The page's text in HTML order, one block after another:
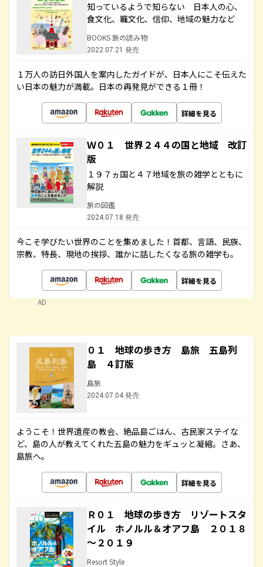
知っているようで知らない 日本人の心、
食文化、職文化、信仰、地域の魅力など
BOOKS 旅の読み物
2022.07.21 発売
１万人の訪日外国人を案内したガイドが、日本人にこそ伝えた
い日本の魅力が満載。日本の再発見ができる１冊！
詳細を見る
Ｗ０１ 世界２４４の国と地域 改訂
版
１９７ヵ国と４７地域を旅の雑学とともに
解説
旅の図鑑
2024.07.18 発売
今こそ学びたい世界のことを集めました！首都、言語、民族、
宗教、特長、現地の挨拶、誰かに話したくなる旅の雑学も。
詳細を見る
AD
０１ 地球の歩き方 島旅 五島列
島 ４訂版
島旅
2024.07.04 発売
ようこそ！世界遺産の教会、絶品島ごはん、古民家ステイな
ど、島の人が教えてくれた五島の魅力をギュッと凝縮。さあ、
島旅へ。
詳細を見る
Ｒ０１ 地球の歩き方 リゾートスタ
イル ホノルル＆オアフ島 ２０１８
～２０１９
Resort Style